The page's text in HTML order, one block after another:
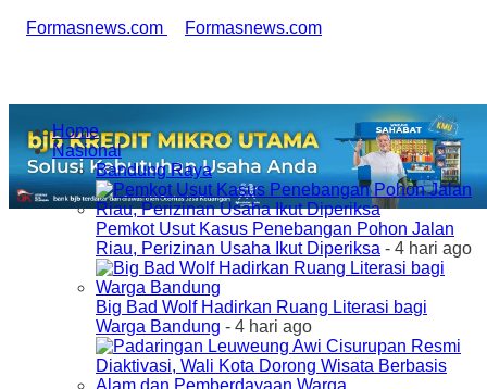
Home
Nasional
Bandung Raya
Pemkot Usut Kasus Penebangan Pohon Jalan
Riau, Perizinan Usaha Ikut Diperiksa - 4 hari ago
Big Bad Wolf Hadirkan Ruang Literasi bagi
Warga Bandung - 4 hari ago